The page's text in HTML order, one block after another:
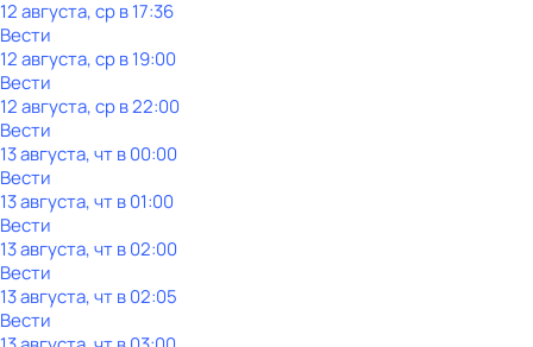
12 августа, ср в 17:36
Вести
12 августа, ср в 19:00
Вести
12 августа, ср в 22:00
Вести
13 августа, чт в 00:00
Вести
13 августа, чт в 01:00
Вести
13 августа, чт в 02:00
Вести
13 августа, чт в 02:05
Вести